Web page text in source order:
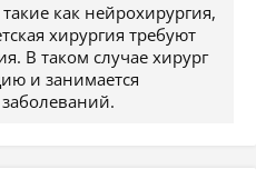
как нейрохирургия,
хирургия требуют
В таком случае хирург
и занимается